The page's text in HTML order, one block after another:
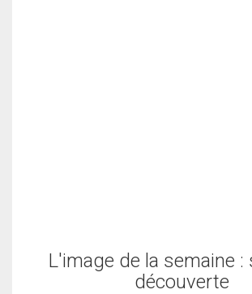
L'image de la semaine :
découverte